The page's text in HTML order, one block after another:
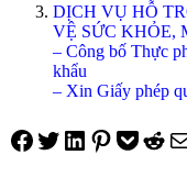
DỊCH VỤ HỖ
VỆ SỨC KHỎE,
– Công bố Thực
khẩu
– Xin Giấy phép
Share on Facebook
Tweet on Twitter
Share on LinkedIn
Pin on Pinterest
Save to pocket
Share on